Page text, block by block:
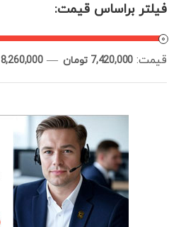
فیلتر براساس قیمت:
حداقل
قیمت
حداكثر
قيمت
قيمت: 7,420,000 تومان —8,260,000 تومان